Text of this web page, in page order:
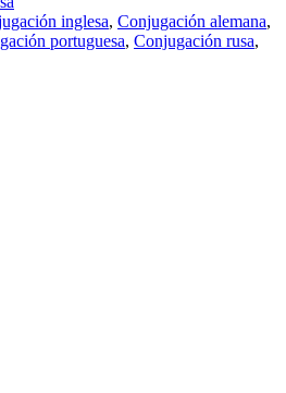
inglesa, Conjugación alemana,
portuguesa, Conjugación rusa,